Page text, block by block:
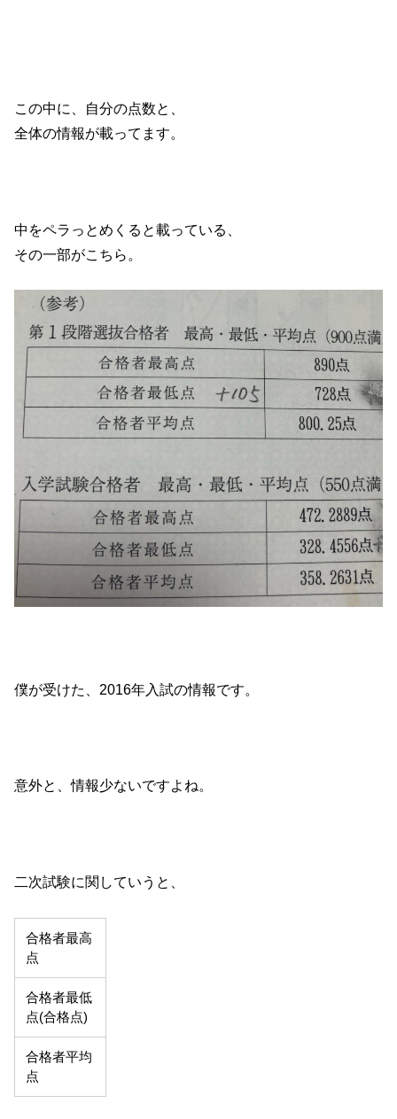
この中に、自分の点数と、
全体の情報が載ってます。
中をペラっとめくると載っている、
その一部がこちら。
僕が受けた、2016年入試の情報です。
意外と、情報少ないですよね。
二次試験に関していうと、
合格者最高
点
合格者最低
点(合格点)
合格者平均
点